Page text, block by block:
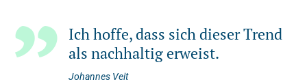
Ich hoffe, dass sich dieser Trend
als nachhaltig erweist.
Johannes Veit